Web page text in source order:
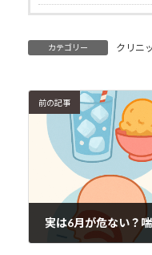
カテゴリー クリニ
前の記事
実は6月が危ない？